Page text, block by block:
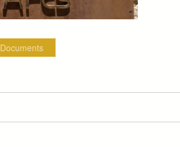
Documents